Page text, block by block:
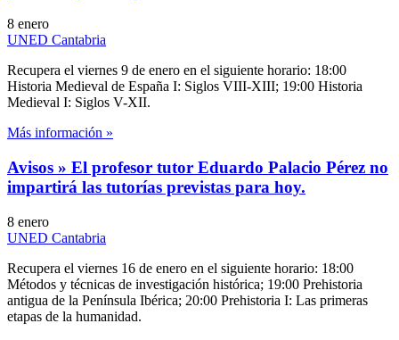
8 enero
UNED Cantabria
Recupera el viernes 9 de enero en el siguiente horario: 18:00
Historia Medieval de España I: Siglos VIII-XIII; 19:00 Historia
Medieval I: Siglos V-XII.
Más información »
Avisos » El profesor tutor Eduardo Palacio Pérez no
impartirá las tutorías previstas para hoy.
8 enero
UNED Cantabria
Recupera el viernes 16 de enero en el siguiente horario: 18:00
Métodos y técnicas de investigación histórica; 19:00 Prehistoria
antigua de la Península Ibérica; 20:00 Prehistoria I: Las primeras
etapas de la humanidad.